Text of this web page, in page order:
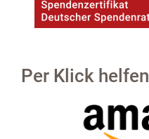
Per Klick helfen